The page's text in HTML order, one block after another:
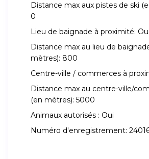
Distance max aux pistes de ski
0
Lieu de baignade à proximité: Oui
Distance max au lieu de
mètres): 800
Centre-ville / commerces à
Distance max au centre-ville/
(en mètres): 5000
Animaux autorisés : Oui
Numéro d'enregistrement: